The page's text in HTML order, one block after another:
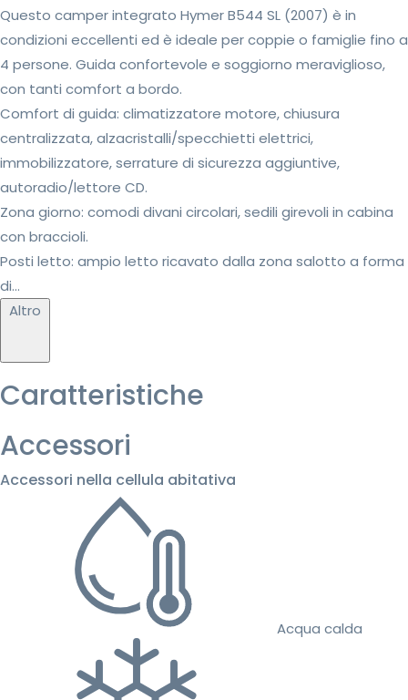
Questo camper integrato Hymer B544 SL (2007) è in
condizioni eccellenti ed è ideale per coppie o famiglie fino a
4 persone. Guida confortevole e soggiorno meraviglioso,
con tanti comfort a bordo.
Comfort di guida: climatizzatore motore, chiusura
centralizzata, alzacristalli/specchietti elettrici,
immobilizzatore, serrature di sicurezza aggiuntive,
autoradio/lettore CD.
Zona giorno: comodi divani circolari, sedili girevoli in cabina
con braccioli.
Posti letto: ampio letto ricavato dalla zona salotto a forma
di...
Altro
Caratteristiche
Accessori
Accessori nella cellula abitativa
Acqua calda